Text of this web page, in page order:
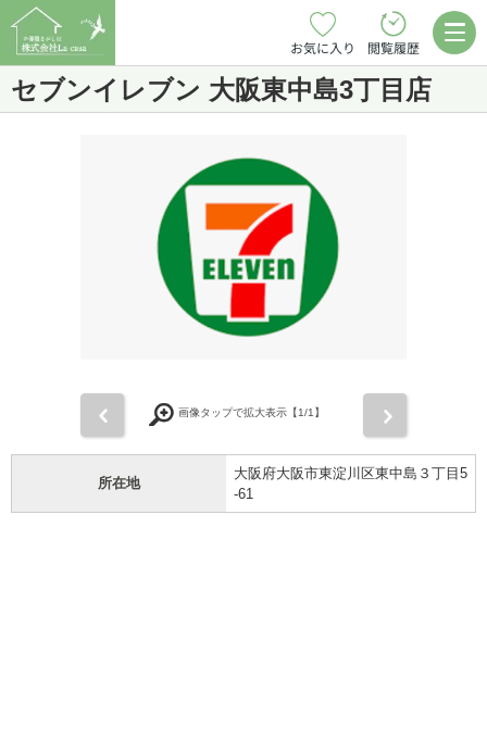
お気に入り 閲覧履歴
セブンイレブン 大阪東中島3丁目店
画像タップで拡大表示【1/1】
所在地
大阪府大阪市東淀川区東中島３丁目5
-61